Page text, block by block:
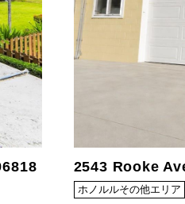
2543 Rooke
ホノルルその他エリア